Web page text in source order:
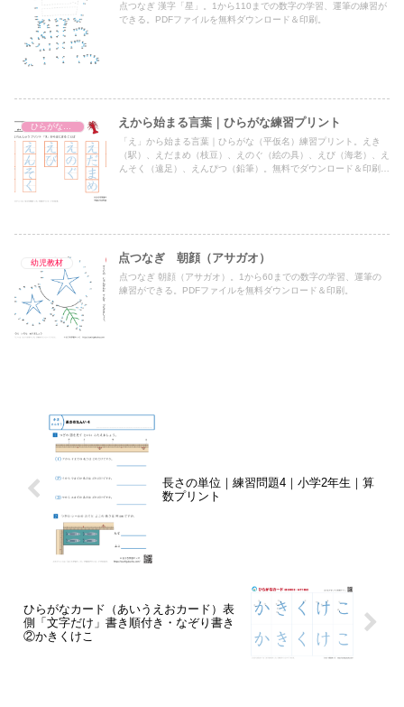
点つなぎ 漢字「星」。1から110までの数字の学習、運筆の練習が
できる。PDFファイルを無料ダウンロード＆印刷。
ひらがな練習プリント えから始まる言葉｜ひらがな練習プリント
「え」から始まる言葉｜ひらがな（平仮名）練習プリント。えき
（駅）、えだまめ（枝豆）、えのぐ（絵の具）、えび（海老）、え
んそく（遠足）、えんぴつ（鉛筆）。無料でダウンロード＆印刷で
幼児教材 点つなぎ 朝顔（アサガオ）
点つなぎ 朝顔（アサガオ）。1から60までの数字の学習、運筆の
練習ができる。PDFファイルを無料ダウンロード＆印刷。
長さの単位｜練習問題4｜小学2年生｜算
数プリント
ひらがなカード（あいうえおカード）表
側「文字だけ」書き順付き・なぞり書き
②かきくけこ